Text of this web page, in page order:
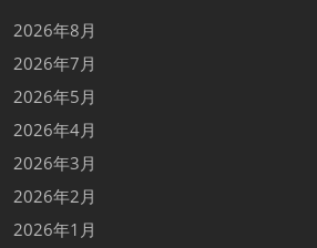
2026年8月
2026年7月
2026年5月
2026年4月
2026年3月
2026年2月
2026年1月